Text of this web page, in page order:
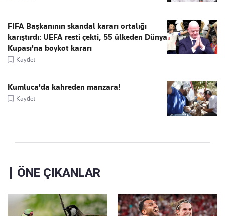
FIFA Başkanının skandal kararı ortalığı
karıştırdı: UEFA resti çekti, 55 ülkeden Dünya
Kupası'na boykot kararı
Kaydet
Kumluca'da kahreden manzara!
Kaydet
ÖNE ÇIKANLAR